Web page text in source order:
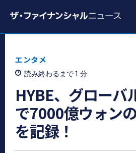
エンタメ
読み終わるまで 1 分
HYBE、グローバ
で7000億ウォン
を記録！